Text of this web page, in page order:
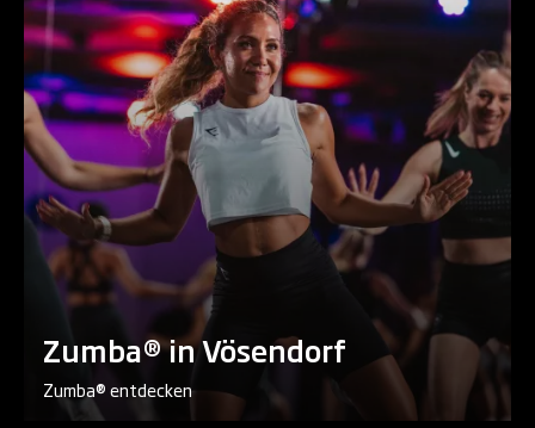
Zumba® in Vösendorf
Zumba® entdecken